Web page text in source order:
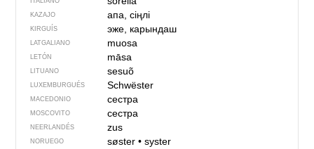
KAZAJO апа, сіңлі
KIRGUÍS эже, карындаш
LATGALIANO muosa
LETÓN māsa
LITUANO sesuõ
LUXEMBURGUÉS Schwëster
MACEDONIO сестра
MOSCOVITO сестра
NEERLANDÉS zus
NORUEGO søster• syster